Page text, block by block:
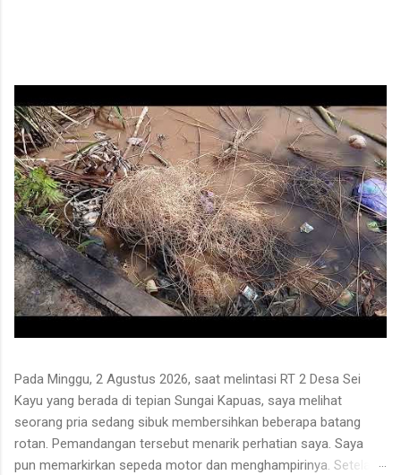
Pada Minggu, 2 Agustus 2026, saat melintasi RT 2 Desa Sei
Kayu yang berada di tepian Sungai Kapuas, saya melihat
seorang pria sedang sibuk membersihkan beberapa batang
rotan. Pemandangan tersebut menarik perhatian saya. Saya
pun memarkirkan sepeda motor dan menghampirinya. Setelah